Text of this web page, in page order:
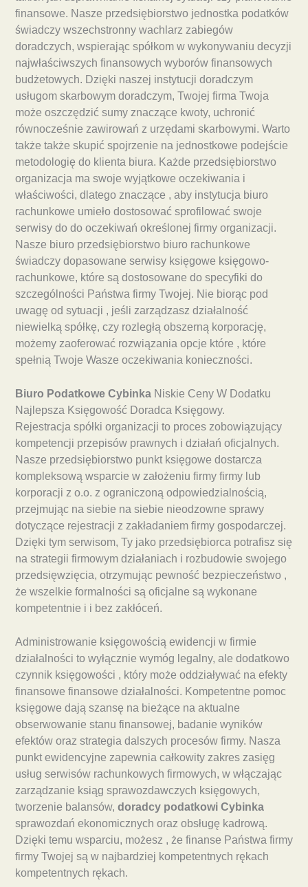
finansowe. Nasze przedsiębiorstwo jednostka podatków
świadczy wszechstronny wachlarz zabiegów
doradczych, wspierając spółkom w wykonywaniu decyzji
najwłaściwszych finansowych wyborów finansowych
budżetowych. Dzięki naszej instytucji doradczym
usługom skarbowym doradczym, Twojej firma Twoja
może oszczędzić sumy znaczące kwoty, uchronić
równocześnie zawirowań z urzędami skarbowymi. Warto
także także skupić spojrzenie na jednostkowe podejście
metodologię do klienta biura. Każde przedsiębiorstwo
organizacja ma swoje wyjątkowe oczekiwania i
właściwości, dlatego znaczące , aby instytucja biuro
rachunkowe umieło dostosować sprofilować swoje
serwisy do do oczekiwań określonej firmy organizacji.
Nasze biuro przedsiębiorstwo biuro rachunkowe
świadczy dopasowane serwisy księgowe księgowo-
rachunkowe, które są dostosowane do specyfiki do
szczególności Państwa firmy Twojej. Nie biorąc pod
uwagę od sytuacji , jeśli zarządzasz działalność
niewielką spółkę, czy rozległą obszerną korporację,
możemy zaoferować rozwiązania opcje które , które
spełnią Twoje Wasze oczekiwania konieczności.
Biuro Podatkowe Cybinka Niskie Ceny W Dodatku
Najlepsza Księgowość Doradca Księgowy.
Rejestracja spółki organizacji to proces zobowiązujący
kompetencji przepisów prawnych i działań oficjalnych.
Nasze przedsiębiorstwo punkt księgowe dostarcza
kompleksową wsparcie w założeniu firmy firmy lub
korporacji z o.o. z ograniczoną odpowiedzialnością,
przejmując na siebie na siebie nieodzowne sprawy
dotyczące rejestracji z zakładaniem firmy gospodarczej.
Dzięki tym serwisom, Ty jako przedsiębiorca potrafisz się
na strategii firmowym działaniach i rozbudowie swojego
przedsięwzięcia, otrzymując pewność bezpieczeństwo ,
że wszelkie formalności są oficjalne są wykonane
kompetentnie i i bez zakłóceń.
Administrowanie księgowością ewidencji w firmie
działalności to wyłącznie wymóg legalny, ale dodatkowo
czynnik księgowości , który może oddziaływać na efekty
finansowe finansowe działalności. Kompetentne pomoc
księgowe dają szansę na bieżące na aktualne
obserwowanie stanu finansowej, badanie wyników
efektów oraz strategia dalszych procesów firmy. Nasza
punkt ewidencyjne zapewnia całkowity zakres zasięg
usług serwisów rachunkowych firmowych, w włączając
zarządzanie ksiąg sprawozdawczych księgowych,
tworzenie balansów, doradcy podatkowi Cybinka
sprawozdań ekonomicznych oraz obsługę kadrową.
Dzięki temu wsparciu, możesz , że finanse Państwa firmy
firmy Twojej są w najbardziej kompetentnych rękach
kompetentnych rękach.